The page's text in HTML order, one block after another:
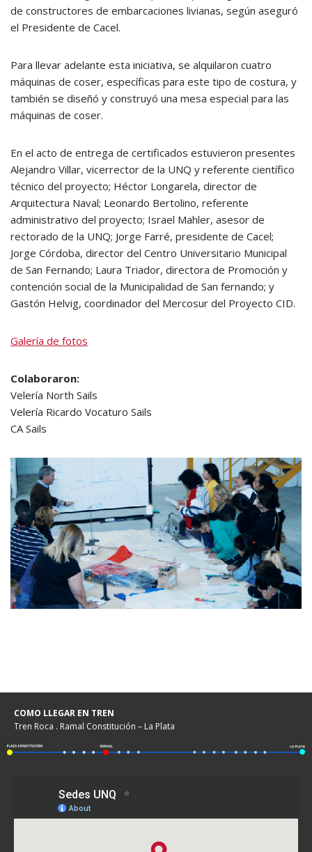
de constructores de embarcaciones livianas, según aseguró
el Presidente de Cacel.
Para llevar adelante esta iniciativa, se alquilaron cuatro
máquinas de coser, específicas para este tipo de costura, y
también se diseñó y construyó una mesa especial para las
máquinas de coser.
En el acto de entrega de certificados estuvieron presentes
Alejandro Villar, vicerrector de la UNQ y referente científico
técnico del proyecto; Héctor Longarela, director de
Arquitectura Naval; Leonardo Bertolino, referente
administrativo del proyecto; Israel Mahler, asesor de
rectorado de la UNQ; Jorge Farré, presidente de Cacel;
Jorge Córdoba, director del Centro Universitario Municipal
de San Fernando; Laura Triador, directora de Promoción y
contención social de la Municipalidad de San fernando; y
Gastón Helvig, coordinador del Mercosur del Proyecto CID.
Galería de fotos
Colaboraron:
Velería North Sails
Velería Ricardo Vocaturo Sails
CA Sails
COMO LLEGAR EN TREN
Tren Roca . Ramal Constitución – La Plata